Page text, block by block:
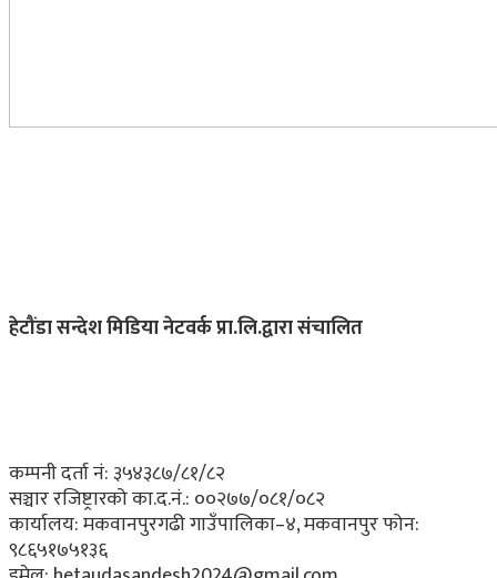
हेटौंडा सन्देश मिडिया नेटवर्क प्रा.लि.द्वारा संचालित
कम्पनी दर्ता नं: ३५४३८७/८१/८२
सञ्चार रजिष्ट्रारको का.द.नं.: ००२७७/०८१/०८२
कार्यालय:मकवानपुरगढी गाउँपालिका–४, मकवानपुरफोन:
९८६५१७५१३६